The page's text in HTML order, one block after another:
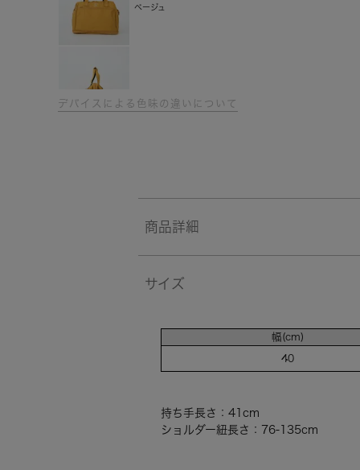
ベージュ
デバイスによる色味の違いについて
商品詳細
サイズ
幅(cm)
40
持ち手長さ：41cm
ショルダー紐長さ：76-135cm